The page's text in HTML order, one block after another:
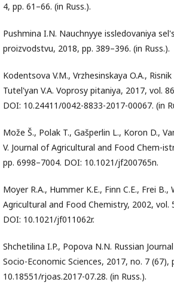
4, pp. 61–66. (in Russ.).
Pushmina I.N. Nauchnyye issledovaniya
proizvodstvu, 2018, pp. 389–396. (in Russ.).
Kodentsova V.M., Vrzhesinskaya O.A., Risnik
Tutel'yan V.A. Voprosy pitaniya, 2017, vol.
DOI: 10.24411/0042-8833-2017-00067. (in
Može Š., Polak T., Gašperlin L., Koron D.,
V. Journal of Agricultural and Food Chem-
pp. 6998–7004. DOI: 10.1021/jf200765n.
Moyer R.A., Hummer K.E., Finn C.E., Frei
Agricultural and Food Chemistry, 2002, vol.
DOI: 10.1021/jf011062r.
Shchetilina I.P., Popova N.N. Russian
Socio-Economic Sciences, 2017, no. 7 (67),
10.18551/rjoas.2017-07.28. (in Russ.).